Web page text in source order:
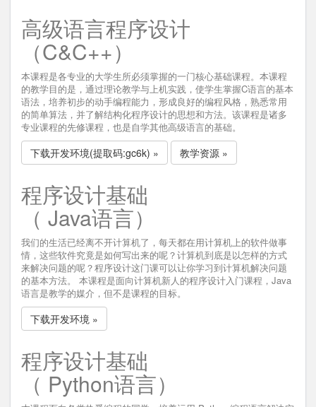
高级语言程序设计
（C&C++）
本课程是各专业的大学生所必须掌握的一门核心基础课程。本课程
的教学目的是，通过理论教学与上机实践，使学生掌握C语言的基本
语法，培养初步的动手编程能力，形成良好的编程风格，熟悉常用
的简单算法，并了解结构化程序设计的思想和方法。该课程是诸多
专业课程的先修课程，也是自学其他高级语言的基础。
下载开发环境(提取码:gc6k) » 教学资源 »
程序设计基础
（ Java语言）
我们的生活已经离不开计算机了，每天都在用计算机上的软件做事
情，这些软件究竟是如何写出来的呢？计算机到底是以怎样的方式
来解决问题的呢？程序设计这门课可以让你学习到计算机解决问题
的基本方法。 本课程是面向计算机新人的程序设计入门课程，Java
语言是教学的媒介，但不是课程的目标。
下载开发环境 »
程序设计基础
（ Python语言）